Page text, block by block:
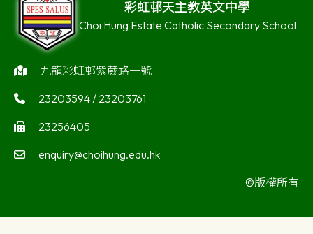
彩虹邨天主教英文中學
Choi Hung Estate Catholic Secondary School
九龍彩虹邨紫葳路一號
23203594 / 23203761
23256405
enquiry@choihung.edu.hk
©版權所有